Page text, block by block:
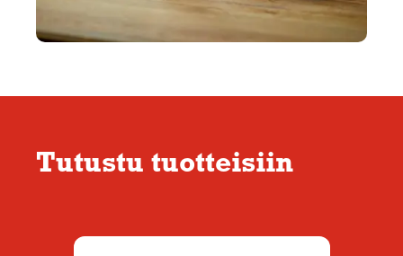
Tutustu tuotteisiin